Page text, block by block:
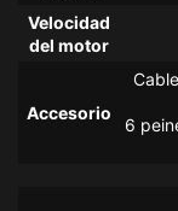
Velocidad
del motor
Accesorio
6